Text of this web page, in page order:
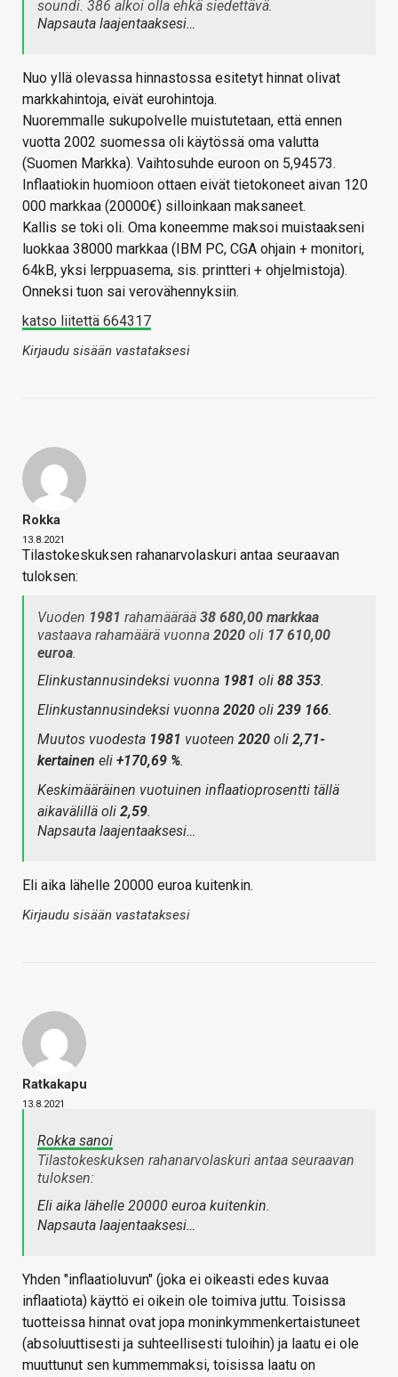
soundi. 386 alkoi olla ehkä siedettävä.
Napsauta laajentaaksesi…
Nuo yllä olevassa hinnastossa esitetyt hinnat olivat
markkahintoja, eivät eurohintoja.
Nuoremmalle sukupolvelle muistutetaan, että ennen
vuotta 2002 suomessa oli käytössä oma valutta
(Suomen Markka). Vaihtosuhde euroon on 5,94573.
Inflaatiokin huomioon ottaen eivät tietokoneet aivan 120
000 markkaa (20000€) silloinkaan maksaneet.
Kallis se toki oli. Oma koneemme maksoi muistaakseni
luokkaa 38000 markkaa (IBM PC, CGA ohjain + monitori,
64kB, yksi lerppuasema, sis. printteri + ohjelmistoja).
Onneksi tuon sai verovähennyksiin.
katso liitettä 664317
Kirjaudu sisään vastataksesi
Rokka
13.8.2021
Tilastokeskuksen rahanarvolaskuri antaa seuraavan
tuloksen:
Vuoden 1981 rahamäärää 38 680,00 markkaa
vastaava rahamäärä vuonna 2020 oli 17 610,00
euroa.
Elinkustannusindeksi vuonna 1981 oli 88 353.
Elinkustannusindeksi vuonna 2020 oli 239 166.
Muutos vuodesta 1981 vuoteen 2020 oli 2,71-
kertainen eli +170,69 %.
Keskimääräinen vuotuinen inflaatioprosentti tällä
aikavälillä oli 2,59.
Napsauta laajentaaksesi…
Eli aika lähelle 20000 euroa kuitenkin.
Kirjaudu sisään vastataksesi
Ratkakapu
13.8.2021
Rokka sanoi
Tilastokeskuksen rahanarvolaskuri antaa seuraavan
tuloksen:
Eli aika lähelle 20000 euroa kuitenkin.
Napsauta laajentaaksesi…
Yhden "inflaatioluvun" (joka ei oikeasti edes kuvaa
inflaatiota) käyttö ei oikein ole toimiva juttu. Toisissa
tuotteissa hinnat ovat jopa moninkymmenkertaistuneet
(absoluuttisesti ja suhteellisesti tuloihin) ja laatu ei ole
muuttunut sen kummemmaksi, toisissa laatu on